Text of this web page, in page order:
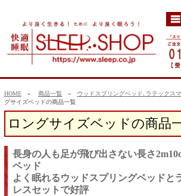
HOME» 商品一覧 » ウッドスプリングベッド､ラテックス
グサイズベッドの商品一覧
ロングサイズベッドの商品
長身の人も足が飛び出さない長さ
ベッド
よく眠れるウッドスプリングベッドと
レスセットで好評